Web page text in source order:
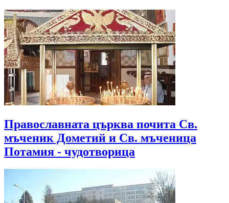
Православната църква почита Св.
мъченик Дометий и Св. мъченица
Потамия - чудотворица